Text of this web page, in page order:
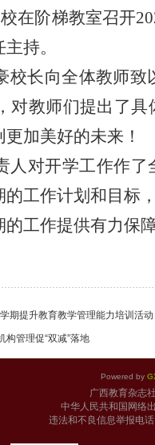
在阶梯教室召开
持。
校长向全体教师致
对教师们提出了
加美好的未来！
人对开学工作作
工作计划和目标
工作提供有力保
期提升教育教学管理能力培训活动
构管理促“双减”落地
Powered by
广西教育杂
中华人民共和国网络
违法和不良信息举报电